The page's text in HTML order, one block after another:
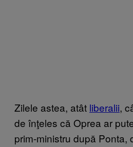
Zilele astea, atât liberalii,
de înţeles că Oprea ar
prim-ministru după Ponta,